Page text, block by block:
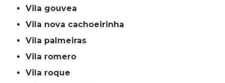
vila gouvea
vila nova cachoeirinha
vila palmeiras
vila romero
vila roque